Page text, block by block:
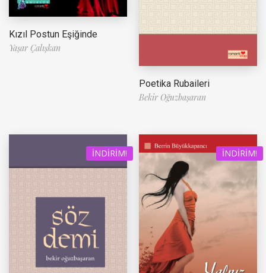
Kızıl Postun Eşiğinde
Yaşar Çalışkan
Poetika Rubaileri
Bekir Oğuzbaşaran
İNDIRIM! İNDIRIM!